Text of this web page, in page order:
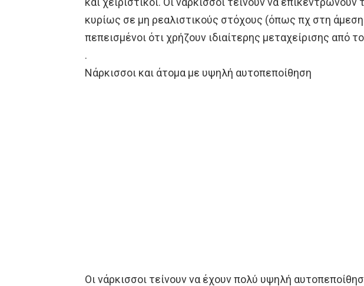
κυρίως σε μη ρεαλιστικούς στόχους (όπως πχ στη άμεση
πεπεισμένοι ότι χρήζουν ιδιαίτερης μεταχείρισης από
.
Νάρκισσοι και άτομα με υψηλή αυτοπεποίθηση
Οι νάρκισσοι τείνουν να έχουν πολύ υψηλή